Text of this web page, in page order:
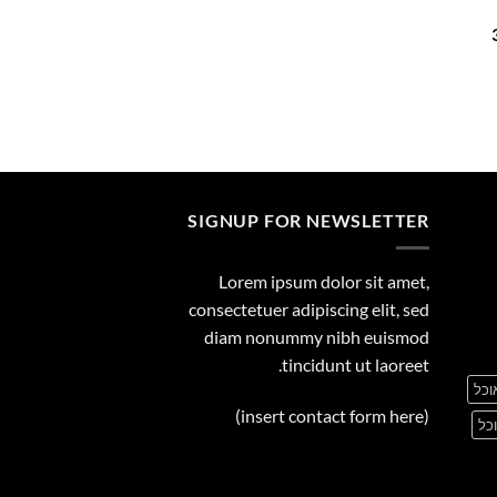
המחיר
SIGNUP FOR NEWSLETTER
Lorem ipsum dolor sit amet,
consectetuer adipiscing elit, sed
diam nonummy nibh euismod
tincidunt ut laoreet.
(insert contact form here)